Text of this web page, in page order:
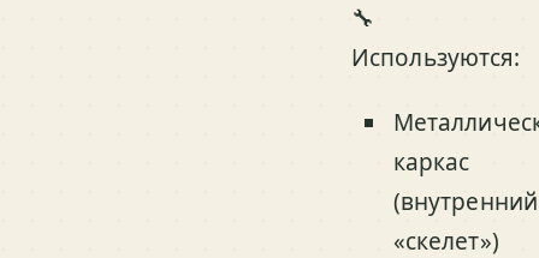
🔧
Используются:
каркас
(внутренний
«скелет»)